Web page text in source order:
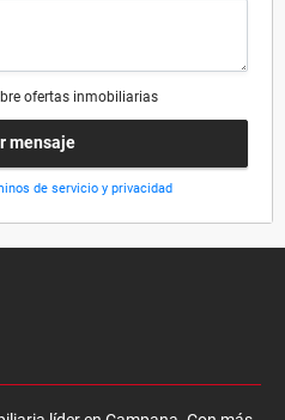
ofertas inmobiliarias
mensaje
de servicio y privacidad